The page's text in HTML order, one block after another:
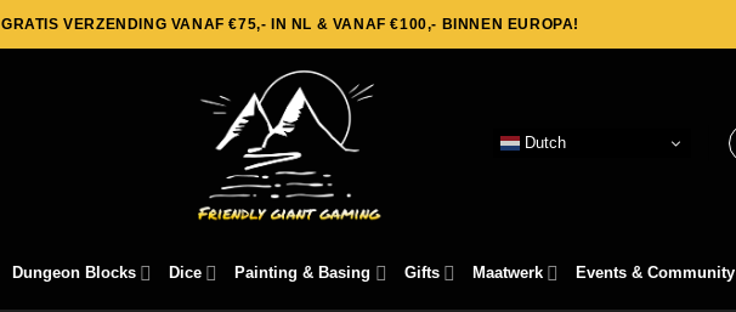
GRATIS VERZENDING VANAF €75,- IN NL & VANAF €100,- BINNEN EUROPA!
Dutch
Dungeon Blocks Dice Painting & Basing Gifts Maatwerk Events & Community